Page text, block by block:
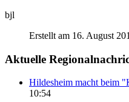
bjl
Erstellt am 16. August
Aktuelle
Hildesheim macht beim
10:54